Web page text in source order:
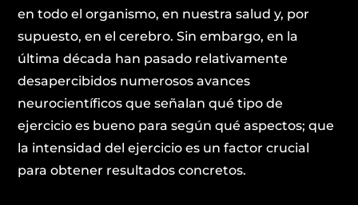
en todo el organismo, en nuestra salud y, por
supuesto, en el cerebro. Sin embargo, en la
última década han pasado relativamente
desapercibidos numerosos avances
neurocientíficos que señalan qué tipo de
ejercicio es bueno para según qué aspectos; que
la intensidad del ejercicio es un factor crucial
para obtener resultados concretos.